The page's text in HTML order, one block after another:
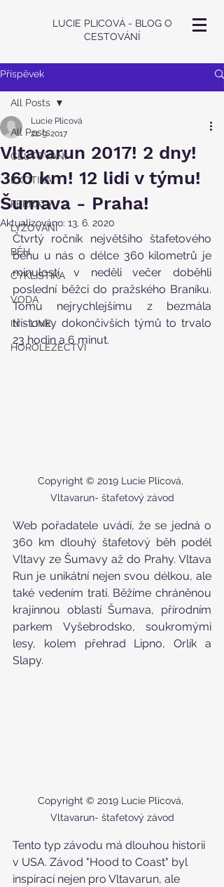
LUCIE PLICOVÁ - BLOG O
CESTOVÁNÍ
Příspěvek
All Posts
CESTOVÁNÍ
EXOTIKA
FERRATY
LYŽOVÁNÍ
BĚH
CYKLISTIKA
VODA
IN - LINE
HOROLEZECTVÍ
All Posts
Vltavarun 2017! 2 dny!
360 km! 12 lidi v týmu!
Šumava - Praha!
Lucie Plicová
21. 9. 2017
Aktualizováno: 13. 6. 2020
Čtvrtý ročník největšího štafetového
běhu u nás o délce 360 kilometrů je
minulostí, v neděli večer doběhli
poslední běžci do pražského Braníku.
Tomu nejrychlejšímu z bezmála
třístovky dokončivších týmů to trvalo
23 hodin a 6 minut.
Copyright © 2019 Lucie Plicová,
Vltavarun- štafetový závod
Web pořadatele uvádí, že se jedná o
360 km dlouhý štafetový běh podél
Vltavy ze Šumavy až do Prahy. Vltava
Run je unikátní nejen svou délkou, ale
také vedením trati. Běžíme chráněnou
krajinnou oblastí Šumava, přírodním
parkem Vyšebrodsko, soukromými
lesy, kolem přehrad Lipno, Orlík a
Slapy.
Copyright © 2019 Lucie Plicová,
Vltavarun- štafetový závod
Tento typ závodu má dlouhou historii
v USA. Závod "Hood to Coast" byl
inspirací nejen pro Vltavarun, ale